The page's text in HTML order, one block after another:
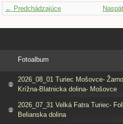
← Predchádzajúce
Fotoalbum
2026_08_01 Turiec Mošovce-
Krížna-Blatnicka dolina- Mošovce
2026_07_31 Velká Fatra Turiec-
Belianska dolina